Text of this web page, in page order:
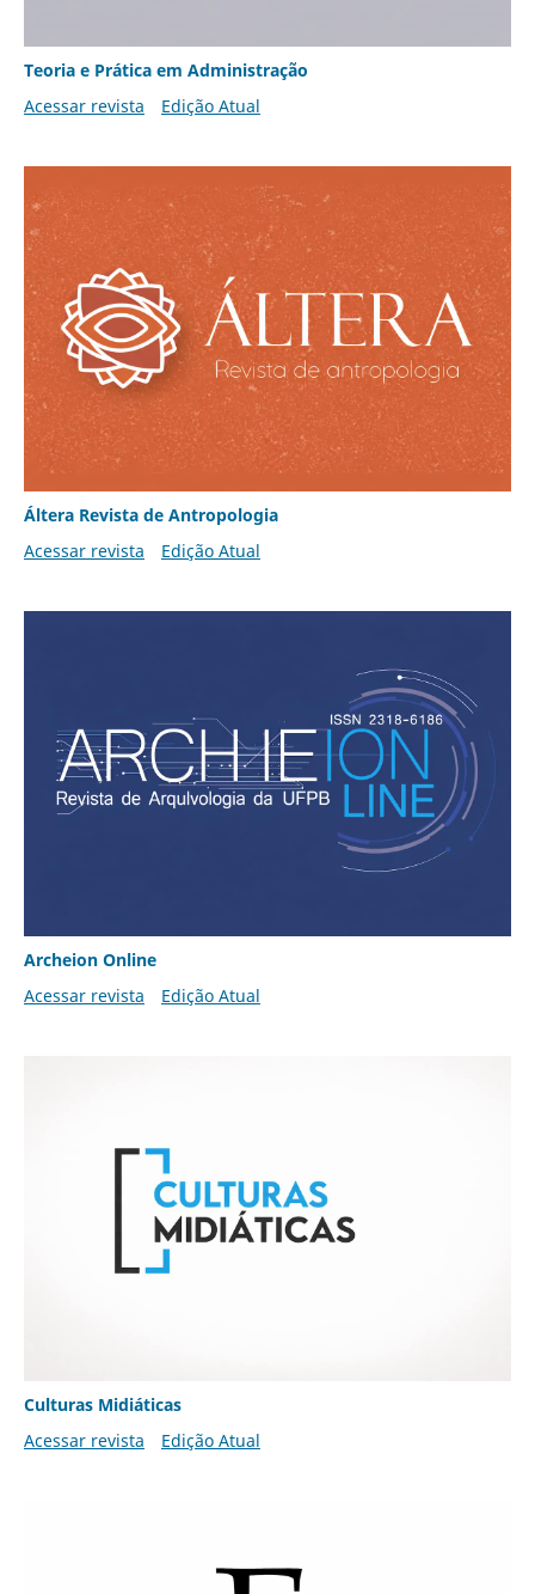
Teoria e Prática em Administração
Acessar revista
Edição Atual
Áltera Revista de Antropologia
Acessar revista
Edição Atual
Archeion Online
Acessar revista
Edição Atual
Culturas Midiáticas
Acessar revista
Edição Atual